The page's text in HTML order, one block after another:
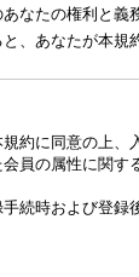
なたの権利と義
、あなたが本規